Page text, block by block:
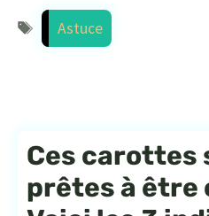
Étiquettes
Astuce
Ces carottes
prêtes à être